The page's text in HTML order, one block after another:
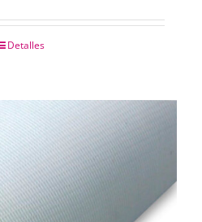
Detalles